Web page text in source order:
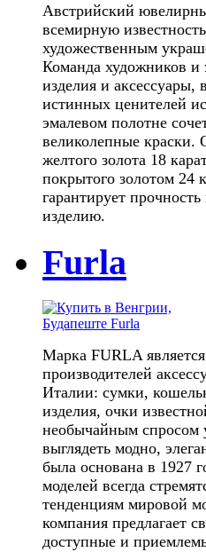
Австрийский
всемирную
художественным
Команда художников и
изделия и
истинных ценителей
эмалевом полотне
великолепные краски.
желтого золота 18
покрытого золотом 24
гарантирует
изделию.
Furla
Марка FURLA
производителей
Италии: сумки,
изделия, очки
необычайным спросом
выглядеть модно,
была основана в 1927
моделей всегда
тенденциям мировой
компания предлагает
доступные и